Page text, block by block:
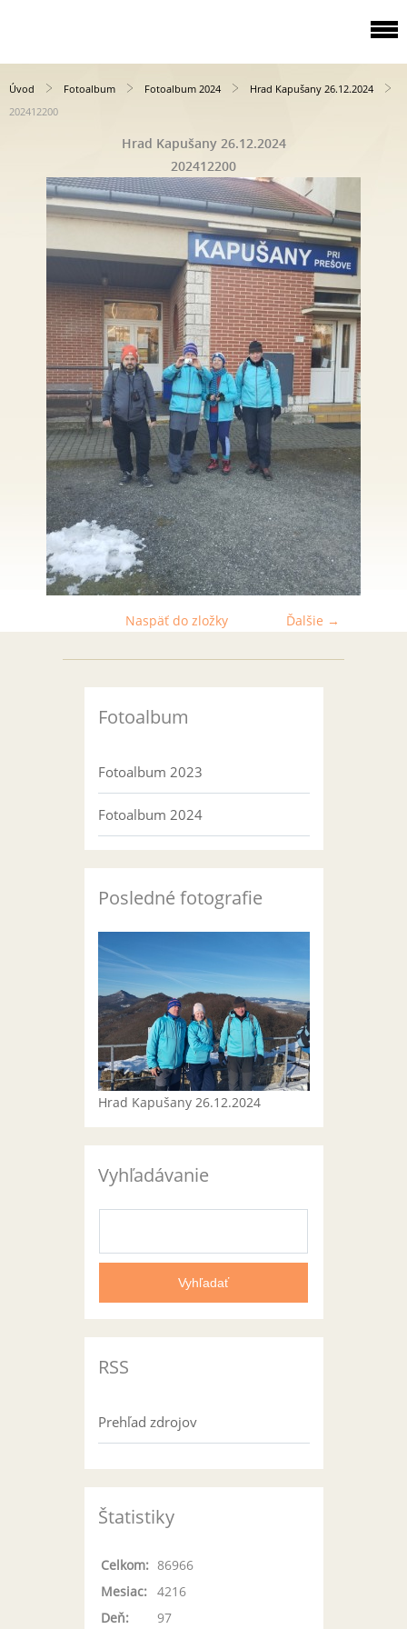
Úvod Fotoalbum Fotoalbum 2024
Hrad Kapušany 26.12.2024
202412200
Hrad Kapušany 26.12.2024
202412200
Ďalšie →
Naspäť do zložky
Fotoalbum
Fotoalbum 2023
Fotoalbum 2024
Posledné fotografie
Hrad Kapušany 26.12.2024
Vyhľadávanie
RSS
Prehľad zdrojov
Štatistiky
Celkom: 86966
Mesiac:
4216
Deň:
97